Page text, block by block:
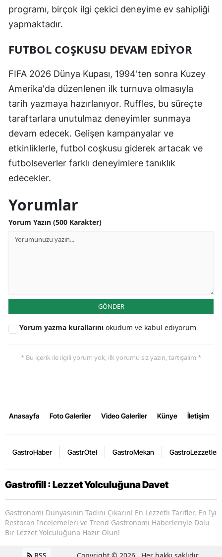
programı, birçok ilgi çekici deneyime ev sahipliği
yapmaktadır.
FUTBOL COŞKUSU DEVAM EDIYOR
FIFA 2026 Dünya Kupası, 1994'ten sonra Kuzey
Amerika'da düzenlenen ilk turnuva olmasıyla
tarih yazmaya hazırlanıyor. Ruffles, bu süreçte
taraftarlara unutulmaz deneyimler sunmaya
devam edecek. Gelişen kampanyalar ve
etkinliklerle, futbol coşkusu giderek artacak ve
futbolseverler farklı deneyimlere tanıklık
edecekler.
Yorumlar
Yorum Yazın (500 Karakter)
GÖNDER
Yorum yazma kurallarını okudum ve kabul ediyorum
* Bu içerik ile ilgili yorum yok, ilk yorumu siz yazın, tartışalım *
Anasayfa Foto Galeriler Video Galeriler Künye İletişim
GastroHaber GastrOtel GastroMekan GastroLezzetler
Gastrofill : Lezzet Yolculuğuna Davet
Gastronomi Dünyasının Tadını Çıkarın! En Lezzetli Tarifler, En İyi
Restoran İncelemeleri ve Trend Gastronomi Haberleriyle Dolu
Bir Lezzet Yolculuğuna Hazır Olun!
RSS Copyright © 2026 . Her hakkı saklıdır.